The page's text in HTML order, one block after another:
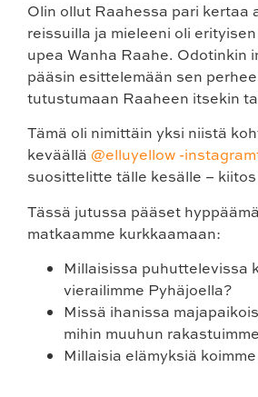
Olin ollut Raahessa pari kertaa
reissuilla ja mieleeni oli
upea Wanha Raahe. Odotinkin
pääsin esittelemään sen
tutustumaan Raaheen itsekin
Tämä oli nimittäin yksi niistä
keväällä @elluyellow -
suosittelitte tälle kesälle –
Tässä jutussa pääset
matkaamme kurkkaamaan:
Millaisissa puhuttelevissa
vierailimme Pyhäjoella?
Missä ihanissa
mihin muuhun rakastuimme
Millaisia elämyksiä koimme